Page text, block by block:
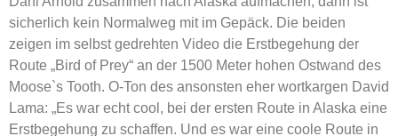
sicherlich kein Normalweg mit im Gepäck. Die beiden
zeigen im selbst gedrehten Video die Erstbegehung der
Route „Bird of Prey“ an der 1500 Meter hohen Ostwand des
Moose`s Tooth. O-Ton des ansonsten eher wortkargen David
Lama: „Es war echt cool, bei der ersten Route in Alaska eine
Erstbegehung zu schaffen. Und es war eine coole Route in